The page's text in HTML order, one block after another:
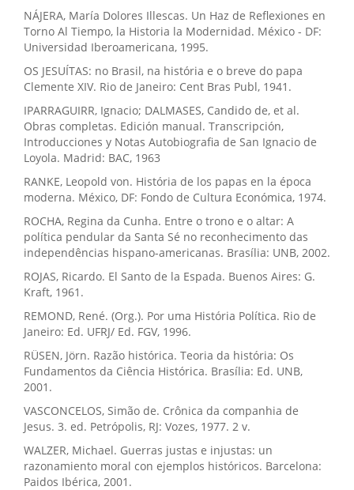
NÁJERA, María Dolores Illescas. Un Haz de Reflexiones en
Torno Al Tiempo, la Historia la Modernidad. México - DF:
Universidad Iberoamericana, 1995.
OS JESUÍTAS: no Brasil, na história e o breve do papa
Clemente XIV. Rio de Janeiro: Cent Bras Publ, 1941.
IPARRAGUIRR, Ignacio; DALMASES, Candido de, et al.
Obras completas. Edición manual. Transcripción,
Introducciones y Notas Autobiografia de San Ignacio de
Loyola. Madrid: BAC, 1963
RANKE, Leopold von. História de los papas en la época
moderna. México, DF: Fondo de Cultura Económica, 1974.
ROCHA, Regina da Cunha. Entre o trono e o altar: A
política pendular da Santa Sé no reconhecimento das
independências hispano-americanas. Brasília: UNB, 2002.
ROJAS, Ricardo. El Santo de la Espada. Buenos Aires: G.
Kraft, 1961.
REMOND, René. (Org.). Por uma História Política. Rio de
Janeiro: Ed. UFRJ/ Ed. FGV, 1996.
RÜSEN, Jörn. Razão histórica. Teoria da história: Os
Fundamentos da Ciência Histórica. Brasília: Ed. UNB,
2001.
VASCONCELOS, Simão de. Crônica da companhia de
Jesus. 3. ed. Petrópolis, RJ: Vozes, 1977. 2 v.
WALZER, Michael. Guerras justas e injustas: un
razonamiento moral con ejemplos históricos. Barcelona:
Paidos Ibérica, 2001.